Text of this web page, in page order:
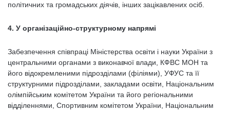
політичних та громадських діячів, інших зацікавлених осіб.
4. У організаційно-структурному напрямі
Забезпечення співпраці Міністерства освіти і науки України з
центральними органами з виконавчої влади, КФВС МОН та
його відокремленими підрозділами (філіями), УФУС та її
структурними підрозділами, закладами освіти, Національним
олімпійським комітетом України та його регіональними
відділеннями, Спортивним комітетом України, Національним